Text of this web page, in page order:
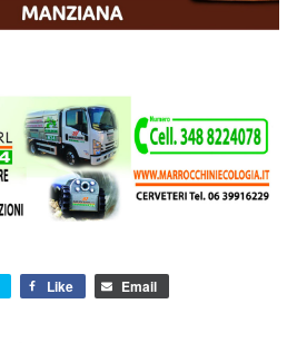
Like Email